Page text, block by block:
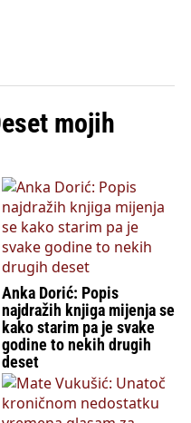
mojih
Anka Dorić: Popis
najdražih knjiga mijenja se
kako starim pa je svake
godine to nekih drugih
deset